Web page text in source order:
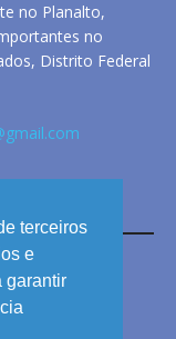
terceiros
e
garantir
no Planalto,
no
Distrito Federal